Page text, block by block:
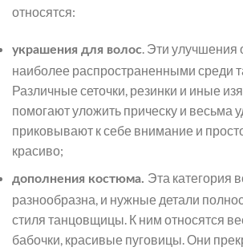
относятся:
украшения для волос . Эти улучшения
наиболее распространенными среди
Различные сеточки, резинки и иные
помогают уложить прическу и весьма
приковывают к себе внимание и
красиво;
дополнения костюма. Эта категория
разнообразна, и нужные детали
стиля танцовщицы. К ним относятся
бабочки, красивые пуговицы. Они